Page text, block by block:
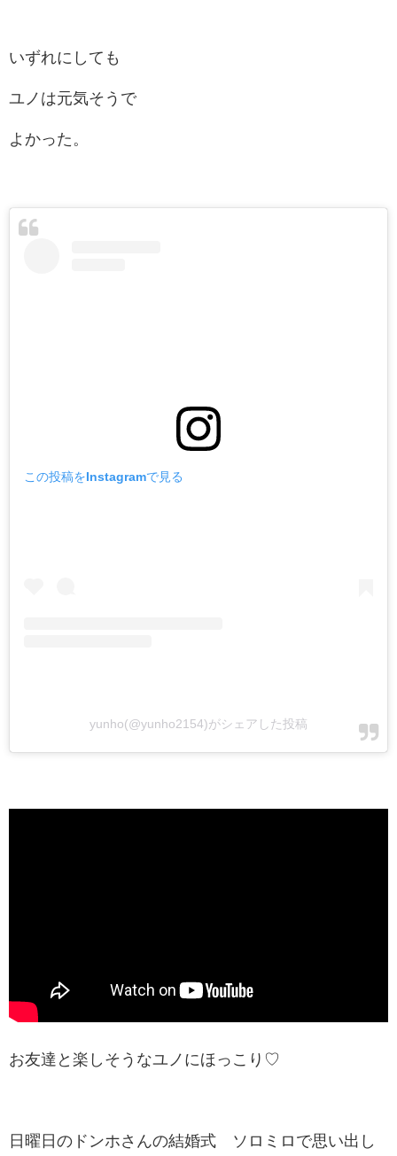
いずれにしても
ユノは元気そうで
よかった。
この投稿をInstagramで見る
yunho(@yunho2154)がシェアした投稿
お友達と楽しそうなユノにほっこり♡
日曜日のドンホさんの結婚式 ソロミロで思い出し